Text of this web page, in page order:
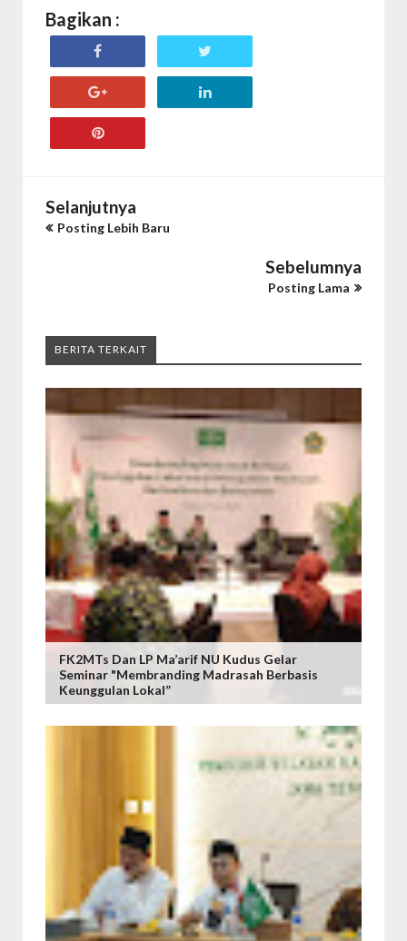
Bagikan :
Selanjutnya
Posting Lebih Baru
Sebelumnya
Posting Lama
BERITA TERKAIT
FK2MTs Dan LP Ma’arif NU Kudus Gelar
Seminar "Membranding Madrasah Berbasis
Keunggulan Lokal”